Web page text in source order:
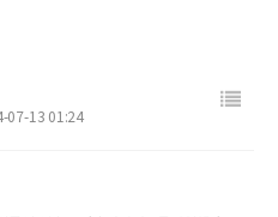
07-13 01:24